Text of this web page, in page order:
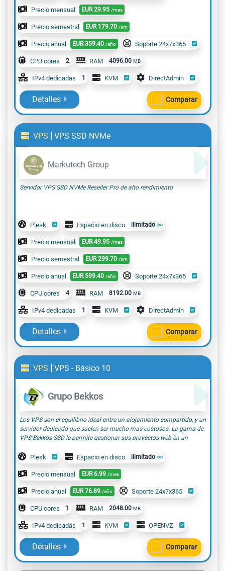
Precio mensual EUR 29.95 /mes
Precio semestral EUR 179.70 /sm
Precio anual EUR 359.40 /año Soporte 24x7x365
CPU cores 2 RAM 4096.00 MB
IPv4 dedicadas 1 KVM DirectAdmin
Detalles Comparar
VPS | VPS SSD NVMe
Markutech Group
Servidor VPS SSD NVMe Reseller Pro de alto rendimiento
Plesk Espacio en disco ilimitado
Precio mensual EUR 49.95 /mes
Precio semestral EUR 299.70 /sm
Precio anual EUR 599.40 /año Soporte 24x7x365
CPU cores 4 RAM 8192.00 MB
IPv4 dedicadas 1 KVM DirectAdmin
Detalles Comparar
VPS | VPS - Básico 10
Grupo Bekkos
Los VPS son el equilibrio ideal entre un alojamiento compartido, y un
servidor dedicado que suelen ser mucho mas costosos. La gama de
VPS Bekkos SSD le permite gestionar sus proyectos web en un
un potente panel de control, sencillo y rápido. El VPS Básico 10, tiene
la potencia suficiente para albergar pequeños proyectos, por
ejemplo proyectos educativos(para institutos, academias,
con una media de visitas moderadas, en definitiva, cualquier
compartido y necesite de varias webs o incluso para revendedores
de nuestros servicios.
Plesk Espacio en disco ilimitado
Precio mensual EUR 6.99 /mes
Precio anual EUR 76.89 /año Soporte 24x7x365
CPU cores 1 RAM 2048.00 MB
IPv4 dedicadas 1 KVM OPENVZ
Detalles Comparar